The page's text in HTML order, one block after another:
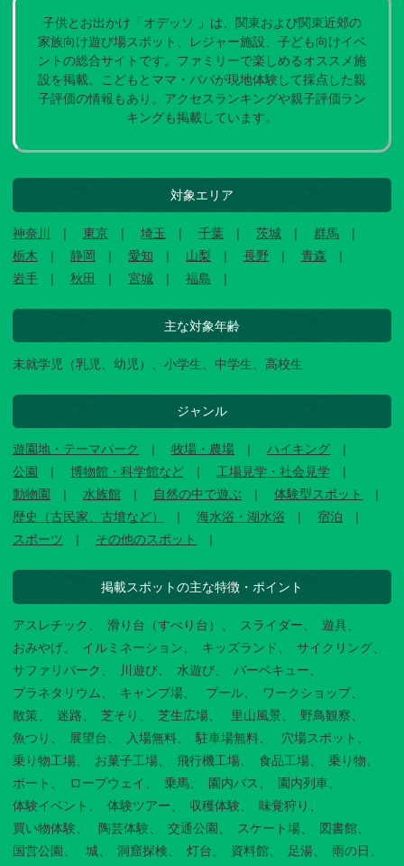
子供とお出かけ「オデッソ 」は、関東および関東近郊の
家族向け遊び場スポット、レジャー施設、子ども向けイベ
ントの総合サイトです。ファミリーで楽しめるオススメ施
設を掲載。こどもとママ・パパが現地体験して採点した親
子評価の情報もあり。アクセスランキングや親子評価ラン
キングも掲載しています。
対象エリア
神奈川 東京 埼玉 千葉 茨城
群馬
栃木
静岡 愛知 山梨 長野
青森
岩手
秋田 宮城 福島
主な対象年齢
未就学児（乳児、幼児）、小学生、中学生、高校生
ジャンル
遊園地・テーマパーク 牧場・農場
ハイキング
公園
博物館・科学館など
工場見学・社会見学
動物園
水族館 自然の中で遊ぶ
体験型スポット
歴史（古民家、古墳など）
海水浴・湖水浴
宿泊
スポーツ
その他のスポット
掲載スポットの主な特徴・ポイント
アスレチック 滑り台（すべり台） スライダー
遊具
おみやげ
イルミネーション キッズランド
サイクリング
サファリパーク
川遊び 水遊び
バーベキュー
プラネタリウム
キャンプ場 プール
ワークショップ
散策
迷路 芝そり 芝生広場 里山風景
野鳥観察
魚つり
展望台 入場無料 駐車場無料
穴場スポット
乗り物工場
お菓子工場 飛行機工場 食品工場
乗り物
ボート
ロープウェイ 乗馬 園内バス
園内列車
体験イベント
体験ツアー 収穫体験
味覚狩り
買い物体験
陶芸体験 交通公園 スケート場
図書館
国営公園
城 洞窟探検 灯台 資料館 足湯 雨の日